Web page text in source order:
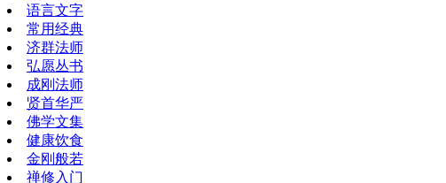
语言文字
常用经典
济群法师
弘愿丛书
成刚法师
贤首华严
佛学文集
健康饮食
金刚般若
禅修入门